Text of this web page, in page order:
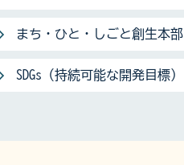
まち・ひと・しごと創生本部
SDGs（持続可能な開発目標）